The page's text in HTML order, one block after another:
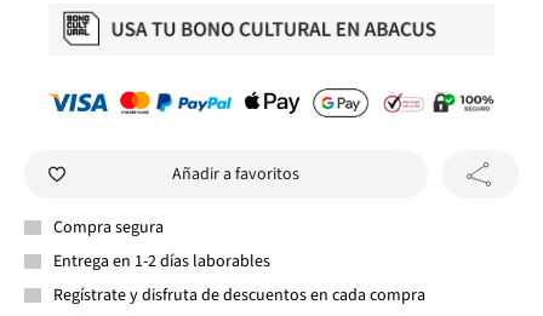
Añadir a favoritos
Compra segura
Entrega en 1-2 días laborables
Regístrate y disfruta de descuentos en cada compra